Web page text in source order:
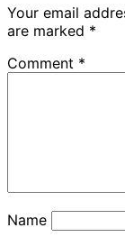
Your email
are marked *
Comment *
Name